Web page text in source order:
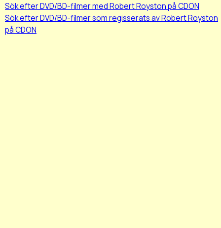
Sök efter DVD/BD-filmer med Robert Royston på CDON
Sök efter DVD/BD-filmer som regisserats av Robert Royston
på CDON